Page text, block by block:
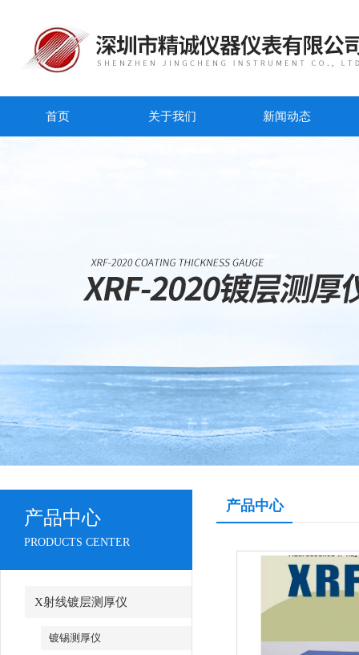
首页 关于我们 新闻动态
产品中心
PRODUCTS CENTER
X射线镀层测厚仪
镀锡测厚仪
产品中心